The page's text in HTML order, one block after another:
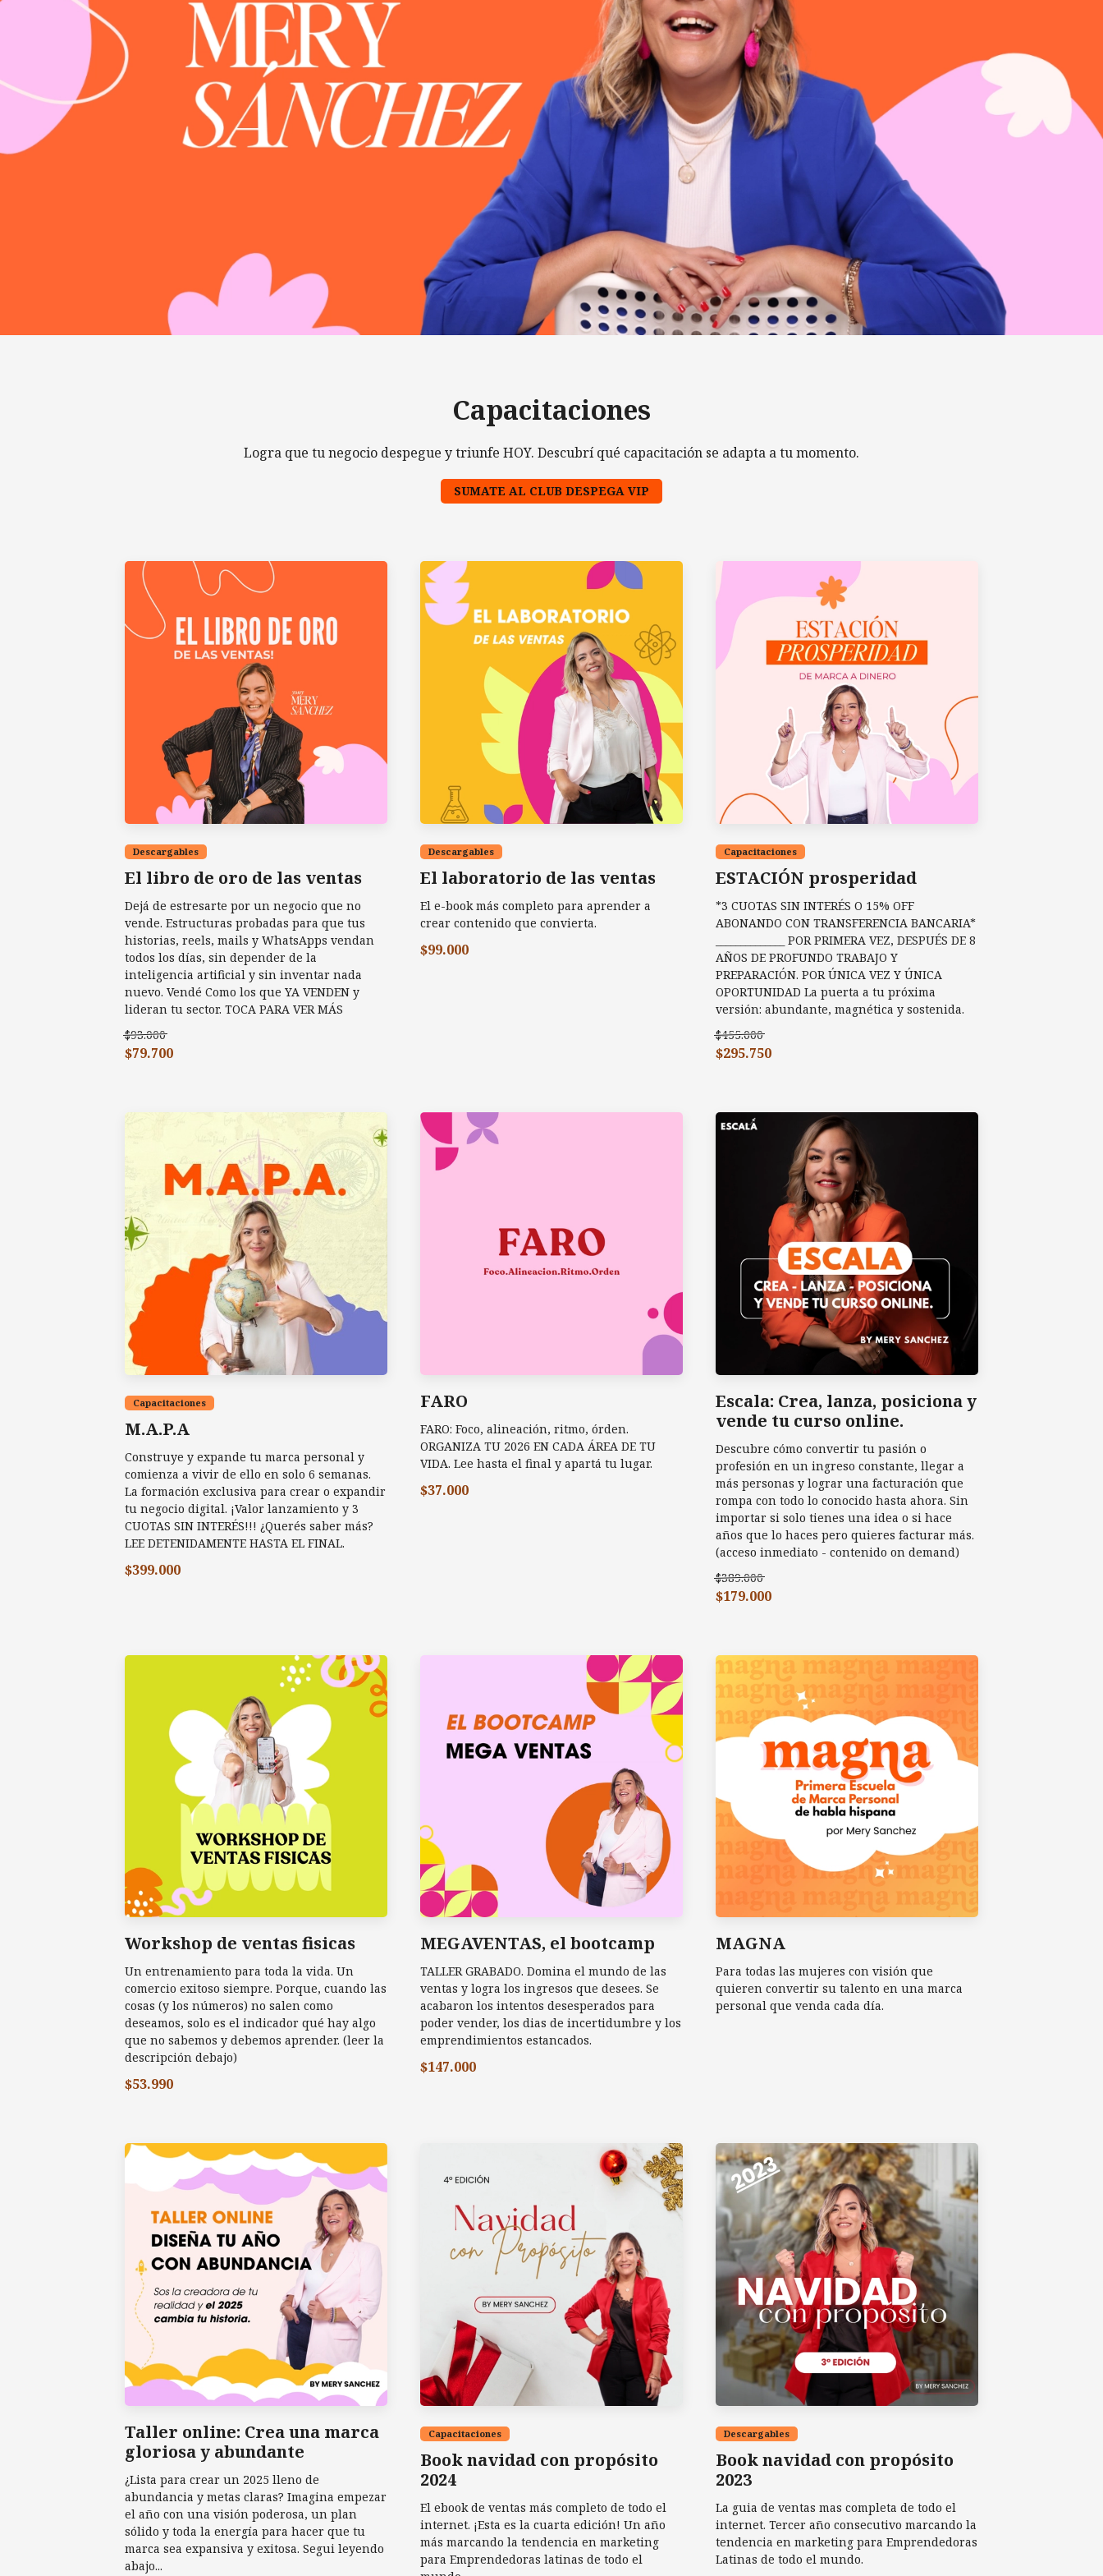
Capacitaciones
Logra que tu negocio despegue y triunfe HOY. Descubrí qué capacitación se adapta a tu momento.
SUMATE AL CLUB DESPEGA VIP
Descargables
El libro de oro de las ventas
Dejá de estresarte por un negocio que no
vende. Estructuras probadas para que tus
historias, reels, mails y WhatsApps vendan
todos los días, sin depender de la
inteligencia artificial y sin inventar nada
nuevo. Vendé Como los que YA VENDEN y
lideran tu sector. TOCA PARA VER MÁS
$93.000
$79.700
Descargables
El laboratorio de las ventas
El e-book más completo para aprender a
crear contenido que convierta.
$99.000
Capacitaciones
ESTACIÓN prosperidad
*3 CUOTAS SIN INTERÉS O 15% OFF
ABONANDO CON TRANSFERENCIA BANCARIA*
______________ POR PRIMERA VEZ, DESPUÉS DE 8
AÑOS DE PROFUNDO TRABAJO Y
PREPARACIÓN. POR ÚNICA VEZ Y ÚNICA
OPORTUNIDAD La puerta a tu próxima
versión: abundante, magnética y sostenida.
$455.000
$295.750
Capacitaciones
M.A.P.A
Construye y expande tu marca personal y
comienza a vivir de ello en solo 6 semanas.
La formación exclusiva para crear o expandir
tu negocio digital. ¡Valor lanzamiento y 3
CUOTAS SIN INTERÉS!!! ¿Querés saber más?
LEE DETENIDAMENTE HASTA EL FINAL.
$399.000
FARO
FARO: Foco, alineación, ritmo, órden.
ORGANIZA TU 2026 EN CADA ÁREA DE TU
VIDA. Lee hasta el final y apartá tu lugar.
$37.000
Escala: Crea, lanza, posiciona y
vende tu curso online.
Descubre cómo convertir tu pasión o
profesión en un ingreso constante, llegar a
más personas y lograr una facturación que
rompa con todo lo conocido hasta ahora. Sin
importar si solo tienes una idea o si hace
años que lo haces pero quieres facturar más.
(acceso inmediato - contenido on demand)
$389.000
$179.000
Workshop de ventas fisicas
Un entrenamiento para toda la vida. Un
comercio exitoso siempre. Porque, cuando las
cosas (y los números) no salen como
deseamos, solo es el indicador qué hay algo
que no sabemos y debemos aprender. (leer la
descripción debajo)
$53.990
MEGAVENTAS, el bootcamp
TALLER GRABADO. Domina el mundo de las
ventas y logra los ingresos que desees. Se
acabaron los intentos desesperados para
poder vender, los dias de incertidumbre y los
emprendimientos estancados.
$147.000
MAGNA
Para todas las mujeres con visión que
quieren convertir su talento en una marca
personal que venda cada día.
Taller online: Crea una marca
gloriosa y abundante
¿Lista para crear un 2025 lleno de
abundancia y metas claras? Imagina empezar
el año con una visión poderosa, un plan
sólido y toda la energía para hacer que tu
marca sea expansiva y exitosa. Segui leyendo
abajo...
Capacitaciones
Book navidad con propósito
2024
El ebook de ventas más completo de todo el
internet. ¡Esta es la cuarta edición! Un año
más marcando la tendencia en marketing
para Emprendedoras latinas de todo el
Descargables
Book navidad con propósito
2023
La guia de ventas mas completa de todo el
internet. Tercer año consecutivo marcando la
tendencia en marketing para Emprendedoras
Latinas de todo el mundo.